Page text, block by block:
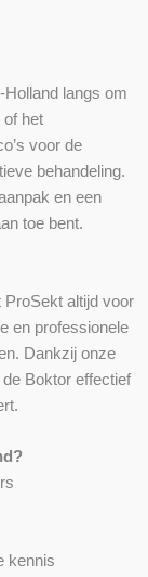
langs om
of het
voor de
behandeling.
en een
toe bent.
altijd voor
en professionele
Dankzij onze
Boktor effectief
kennis